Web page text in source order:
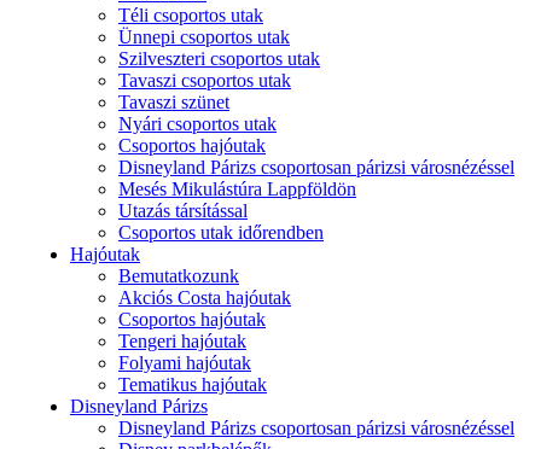
Téli csoportos utak
Ünnepi csoportos utak
Szilveszteri csoportos utak
Tavaszi csoportos utak
Tavaszi szünet
Nyári csoportos utak
Csoportos hajóutak
Disneyland Párizs csoportosan párizsi városnézéssel
Mesés Mikulástúra Lappföldön
Utazás társítással
Csoportos utak időrendben
Hajóutak
Bemutatkozunk
Akciós Costa hajóutak
Csoportos hajóutak
Tengeri hajóutak
Folyami hajóutak
Tematikus hajóutak
Disneyland Párizs
Disneyland Párizs csoportosan párizsi városnézéssel